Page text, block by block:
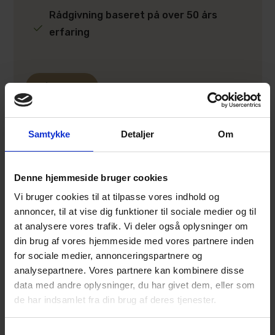
Samtykke Detaljer Om
Denne hjemmeside bruger cookies
Vi bruger cookies til at tilpasse vores indhold og
annoncer, til at vise dig funktioner til sociale medier og til
at analysere vores trafik. Vi deler også oplysninger om
din brug af vores hjemmeside med vores partnere inden
for sociale medier, annonceringspartnere og
analysepartnere. Vores partnere kan kombinere disse
data med andre oplysninger, du har givet dem, eller som
de har indsamlet fra din brug af deres tjenester.
Rådgivning baseret på over 50 års
erfaring